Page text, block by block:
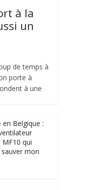
à la
un
de temps à
porte à
à une
en Belgique :
qui
mon